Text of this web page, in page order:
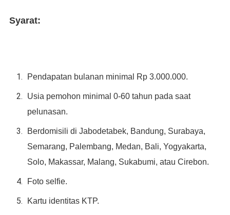
Syarat:
Pendapatan bulanan minimal Rp 3.000.000.
Usia pemohon minimal 0-60 tahun pada saat
pelunasan.
Berdomisili di Jabodetabek, Bandung, Surabaya,
Semarang, Palembang, Medan, Bali, Yogyakarta,
Solo, Makassar, Malang, Sukabumi, atau Cirebon.
Foto selfie.
Kartu identitas KTP.